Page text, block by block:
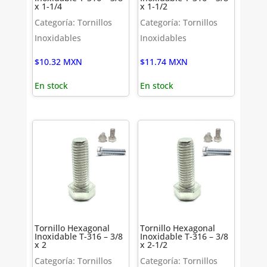
x 1-1/4
Categoría: Tornillos
Inoxidables
$10.32 MXN
En stock
x 1-1/2
Categoría: Tornillos
Inoxidables
$11.74 MXN
En stock
Tornillo Hexagonal
Inoxidable T-316 – 3/8
x 2
Categoría: Tornillos
Tornillo Hexagonal
Inoxidable T-316 – 3/8
x 2-1/2
Categoría: Tornillos